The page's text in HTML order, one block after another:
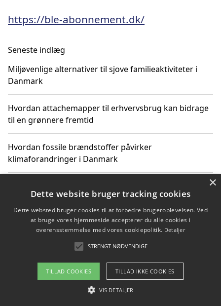
https://ble-abonnement.dk/
Seneste indlæg
Miljøvenlige alternativer til sjove familieaktiviteter i
Danmark
Hvordan attachemapper til erhvervsbrug kan bidrage
til en grønnere fremtid
Hvordan fossile brændstoffer påvirker
klimaforandringer i Danmark
klimaændringer
Hvordan citater om fossile brændstoffer kan ændre
Copyright 2026 - Pilanto Aps
Om / kontakt
×
Dette website bruger tracking cookies
Dette websted bruger cookies til at forbedre brugeroplevelsen. Ved
at bruge vores hjemmeside accepterer du alle cookies i
overensstemmelse med vores cookiepolitik. Detaljer
STRENGT NØDVENDIGE
TILLAD COOKIES TILLAD IKKE COOKIES
VIS DETALJER